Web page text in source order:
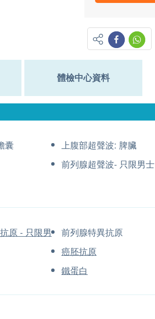
體檢中心資料
囊
上腹部超聲波: 脾臟
前列腺超聲波- 只限男士
原 - 只限男
前列腺特異抗原
癌胚抗原
鐵蛋白